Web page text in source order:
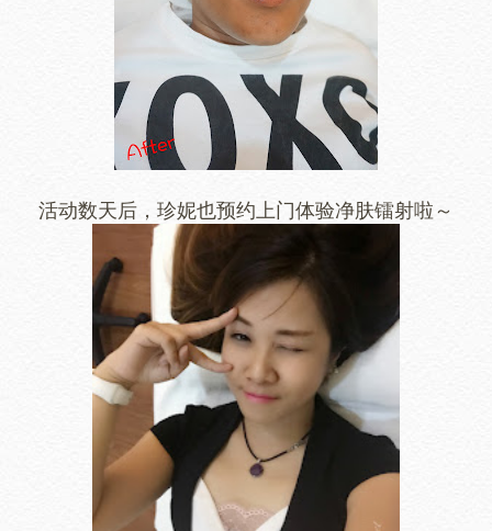
活动数天后，珍妮也预约上门体验净肤镭射啦～